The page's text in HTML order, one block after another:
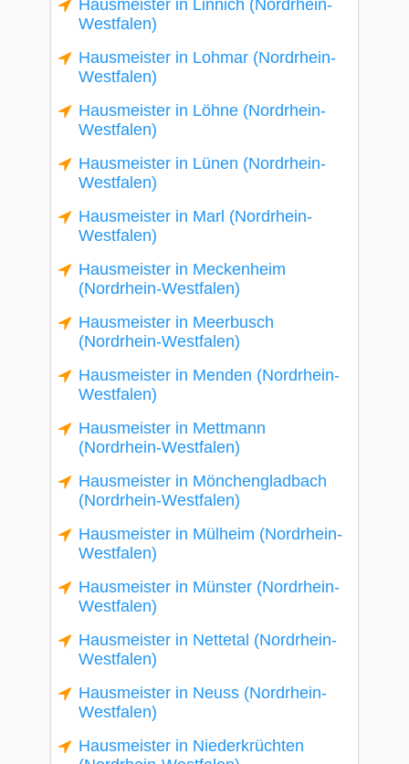
Hausmeister in Linnich (Nordrhein-
Westfalen)
Hausmeister in Lohmar (Nordrhein-
Westfalen)
Hausmeister in Löhne (Nordrhein-
Westfalen)
Hausmeister in Lünen (Nordrhein-
Westfalen)
Hausmeister in Marl (Nordrhein-
Westfalen)
Hausmeister in Meckenheim
(Nordrhein-Westfalen)
Hausmeister in Meerbusch
(Nordrhein-Westfalen)
Hausmeister in Menden (Nordrhein-
Westfalen)
Hausmeister in Mettmann
(Nordrhein-Westfalen)
Hausmeister in Mönchengladbach
(Nordrhein-Westfalen)
Hausmeister in Mülheim (Nordrhein-
Westfalen)
Hausmeister in Münster (Nordrhein-
Westfalen)
Hausmeister in Nettetal (Nordrhein-
Westfalen)
Hausmeister in Neuss (Nordrhein-
Westfalen)
Hausmeister in Niederkrüchten